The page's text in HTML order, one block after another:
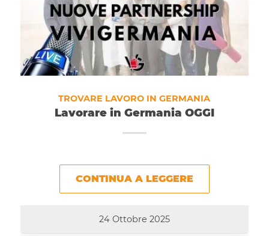
TROVARE LAVORO IN GERMANIA
Lavorare in Germania OGGI
CONTINUA A LEGGERE
24 Ottobre 2025